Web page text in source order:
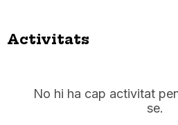
Activitats
No hi ha cap activitat
se.